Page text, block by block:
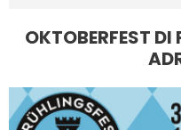
OKTOBERFEST